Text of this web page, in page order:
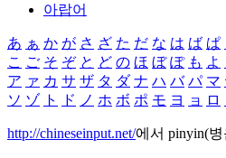
아랍어
あ ぁ か が さ ざ た だ な は ば ぱ
こ ご そ ぞ と ど の ほ ぼ ぽ も よ
ア ァ カ サ ザ タ ダ ナ ハ バ パ マ
ソ ゾ ト ド ノ ホ ボ ポ モ ヨ ョ ロ
http://chineseinput.net/에서 pinyin(